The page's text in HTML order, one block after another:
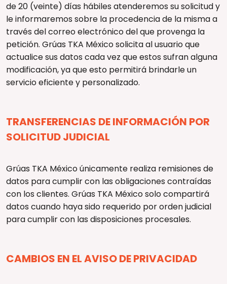
de 20 (veinte) días hábiles atenderemos su solicitud y
le informaremos sobre la procedencia de la misma a
través del correo electrónico del que provenga la
petición. Grúas TKA México solicita al usuario que
actualice sus datos cada vez que estos sufran alguna
modificación, ya que esto permitirá brindarle un
servicio eficiente y personalizado.
TRANSFERENCIAS DE INFORMACIÓN POR
SOLICITUD JUDICIAL
Grúas TKA México únicamente realiza remisiones de
datos para cumplir con las obligaciones contraídas
con los clientes. Grúas TKA México solo compartirá
datos cuando haya sido requerido por orden judicial
para cumplir con las disposiciones procesales.
CAMBIOS EN EL AVISO DE PRIVACIDAD